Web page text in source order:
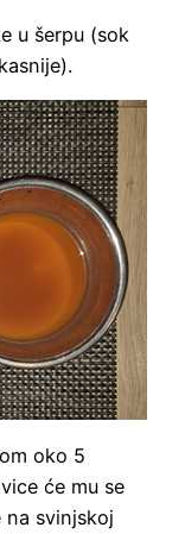
u šerpu (sok
oko 5
će mu se
na svinjskoj